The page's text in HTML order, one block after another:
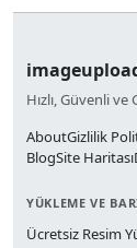
Hızlı, Güvenli
AboutGizlilik
BlogSite Haritası
YÜKLEME VE
Ücretsiz Resim